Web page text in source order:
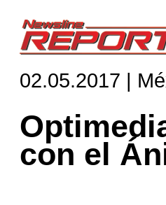
02.05.2017 |
con el